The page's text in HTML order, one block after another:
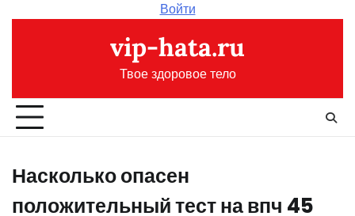
Войти
vip-hata.ru
Твое здоровое тело
Насколько опасен
положительный тест на впч 45